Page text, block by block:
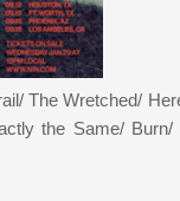
The Wretched/
the Same/